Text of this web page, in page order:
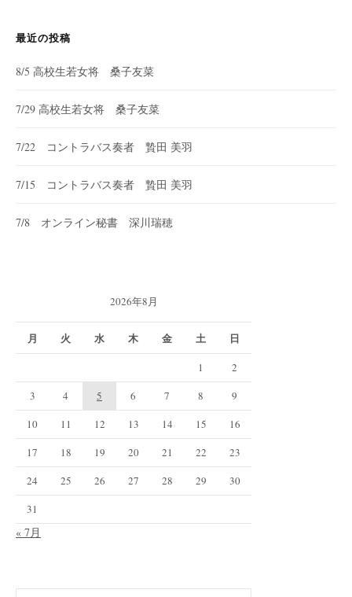
最近の投稿
8/5 高校生若女将 桑子友菜
7/29 高校生若女将 桑子友菜
7/22 コントラバス奏者 贄田 美羽
7/15 コントラバス奏者 贄田 美羽
7/8 オンライン秘書 深川瑞穂
2026年8月
月 火 水 木 金 土 日
1
2
3
4 5 6 7 8
9
10
11 12 13 14 15
16
17
18 19 20 21 22
23
24
25 26 27 28 29
30
31
« 7月